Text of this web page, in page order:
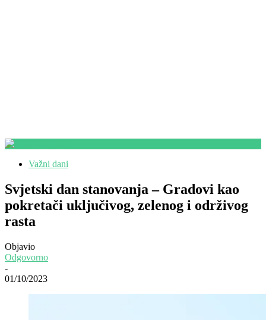
Važni dani
Svjetski dan stanovanja – Gradovi kao
pokretači uključivog, zelenog i održivog
rasta
Objavio
Odgovorno
-
01/10/2023